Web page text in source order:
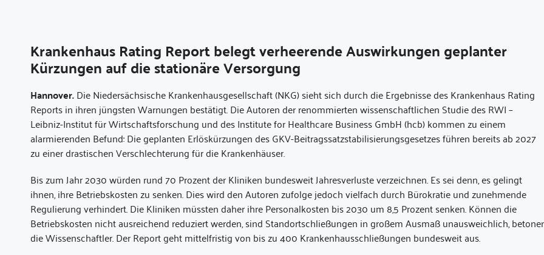
Krankenhaus Rating Report belegt verheerende Auswirkungen geplanter
Kürzungen auf die stationäre Versorgung
Hannover.Die Niedersächsische Krankenhausgesellschaft (NKG) sieht sich durch die Ergebnisse des Krankenhaus Rating
Reports in ihren jüngsten Warnungen bestätigt. Die Autoren der renommierten wissenschaftlichen Studie des RWI –
Leibniz-Institut für Wirtschaftsforschung und des Institute for Healthcare Business GmbH (hcb) kommen zu einem
alarmierenden Befund: Die geplanten Erlöskürzungen des GKV-Beitragssatzstabilisierungsgesetzes führen bereits ab 2027
zu einer drastischen Verschlechterung für die Krankenhäuser.
Bis zum Jahr 2030 würden rund 70 Prozent der Kliniken bundesweit Jahresverluste verzeichnen. Es sei denn, es gelingt
ihnen, ihre Betriebskosten zu senken. Dies wird den Autoren zufolge jedoch vielfach durch Bürokratie und zunehmende
Regulierung verhindert. Die Kliniken müssten daher ihre Personalkosten bis 2030 um 8,5 Prozent senken. Können die
Betriebskosten nicht ausreichend reduziert werden, sind Standortschließungen in großem Ausmaß unausweichlich,
die Wissenschaftler. Der Report geht mittelfristig von bis zu 400 Krankenhausschließungen bundesweit aus.